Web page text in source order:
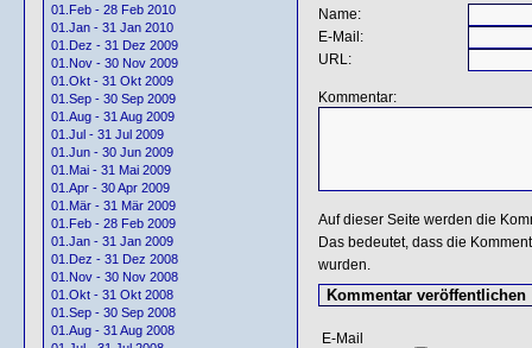
01.Feb - 28 Feb 2010
01.Jan - 31 Jan 2010
01.Dez - 31 Dez 2009
01.Nov - 30 Nov 2009
01.Okt - 31 Okt 2009
01.Sep - 30 Sep 2009
01.Aug - 31 Aug 2009
01.Jul - 31 Jul 2009
01.Jun - 30 Jun 2009
01.Mai - 31 Mai 2009
01.Apr - 30 Apr 2009
01.Mär - 31 Mär 2009
01.Feb - 28 Feb 2009
01.Jan - 31 Jan 2009
01.Dez - 31 Dez 2008
01.Nov - 30 Nov 2008
01.Okt - 31 Okt 2008
01.Sep - 30 Sep 2008
01.Aug - 31 Aug 2008
Name:
E-Mail:
URL:
Kommentar:
Auf dieser Seite werden die
Das bedeutet, dass die
wurden.
E-Mail